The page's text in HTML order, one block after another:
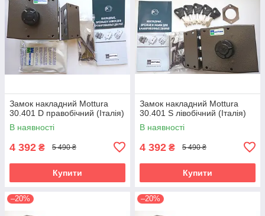
Замок накладний Mottura
30.401 D правобічний (Італія)
В наявності
4 392 ₴ 5 490 ₴
Купити
Замок накладний Mottura
30.401 S лівобічний (Італія)
В наявності
4 392 ₴ 5 490 ₴
Купити
–20% –20%